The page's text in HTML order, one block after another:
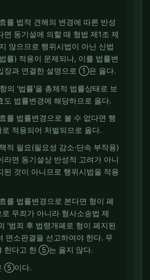
법적 견해의 변경에 따른 반성
면 동기설에 의할 때 형법 제1조 제
않으므로 행위시법이 아닌 신법
률) 적용이 문제되나, 이를 법률변
장과 연결한 설명으로 ①은 옳다.
의 '법률'을 총체적 법률상태로 보
도 법률변경에 해당하므로 옳다.
법률변경으로 볼 수 없다면 행
적용되어 처벌되므로 옳다.
필요(필요성 감소·단속 부작용)
라면 동기설상 반성적 고려가 아니
된 것이 아니므로 행위시법을 적용
법률변경으로 본다면 형이 폐
무죄가 아니라 형사소송법 제
'범죄 후 법령개폐로 형이 폐지된
면소판결을 선고하여야 한다. 무
한다고 한 ⑤는 옳지 않다.
⑤이다.